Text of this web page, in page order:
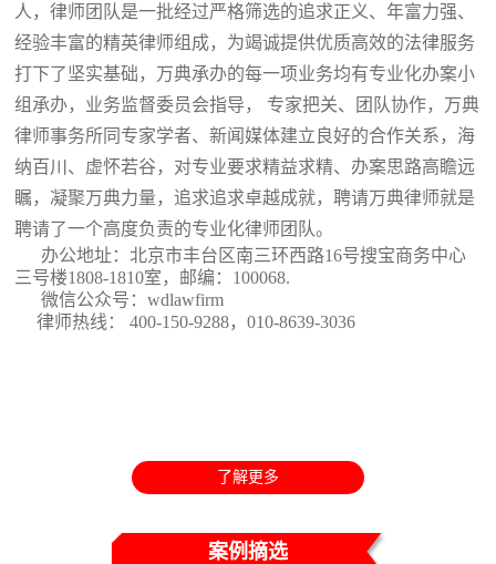
人，律师团队是一批经过严格筛选的追求正义、年富力强、
经验丰富的精英律师组成，为竭诚提供优质高效的法律服务
打下了坚实基础，万典承办的每一项业务均有专业化办案小
组承办，业务监督委员会指导， 专家把关、团队协作，万典
律师事务所同专家学者、新闻媒体建立良好的合作关系，海
纳百川、虚怀若谷，对专业要求精益求精、办案思路高瞻远
瞩，凝聚万典力量，追求追求卓越成就，聘请万典律师就是
聘请了一个高度负责的专业化律师团队。
办公地址：北京市丰台区南三环西路16号搜宝商务中心
三号楼1808-1810室 ，邮编：100068.
微信公众号：wdlawfirm
律师热线： 400-150-9288，010-8639-3036
了解更多
案例摘选